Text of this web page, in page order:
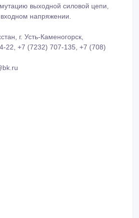
выходной силовой цепи,
напряжении.
г. Усть-Каменогорск,
22, +7 (7232) 707-135, +7 (708)